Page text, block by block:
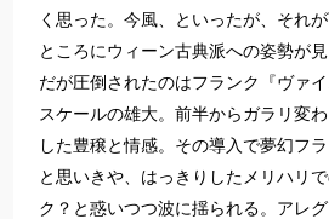
く思った。今風、といったが、それ
ところにウィーン古典派への姿勢が見
だが圧倒されたのはフランク『ヴァ
スケールの雄大。前半からガラリ変
した豊穣と情感。その導入で夢幻フ
と思いきや、はっきりしたメリハリ
ク？と惑いつつ波に揺られる。アレグ